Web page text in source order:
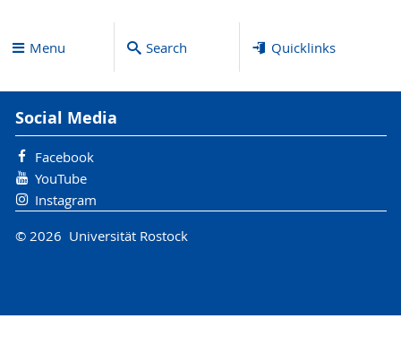
Menu Search Quicklinks
Social Media
Facebook
YouTube
Instagram
© 2026 Universität Rostock